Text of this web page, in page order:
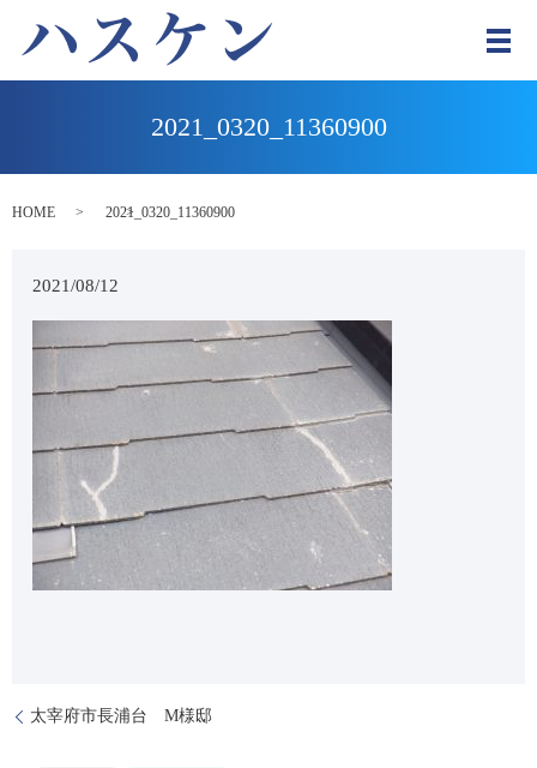
メ
2021_0320_11360900
HOME 2021_0320_11360900
2021/08/12
太宰府市長浦台 M様邸